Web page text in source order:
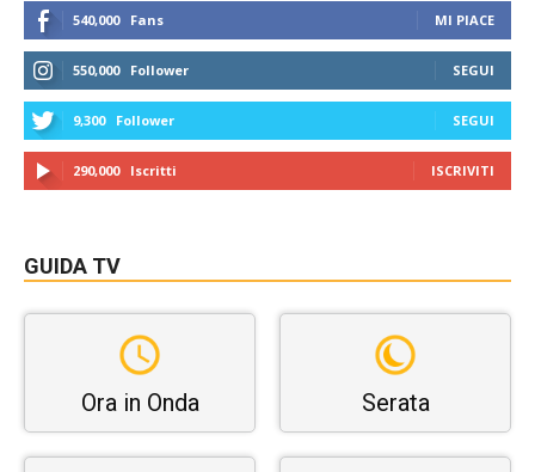
540,000 Fans MI PIACE
550,000 Follower SEGUI
9,300 Follower SEGUI
290,000 Iscritti ISCRIVITI
GUIDA TV
Ora in Onda Serata